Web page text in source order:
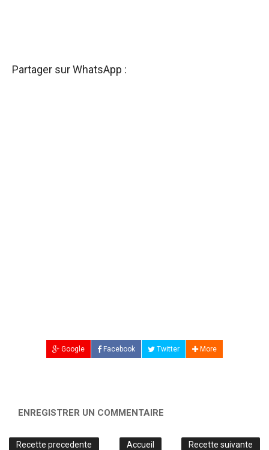
Partager sur WhatsApp :
Google Facebook Twitter More
ENREGISTRER UN COMMENTAIRE
Recette precedente Recette suivante
Accueil